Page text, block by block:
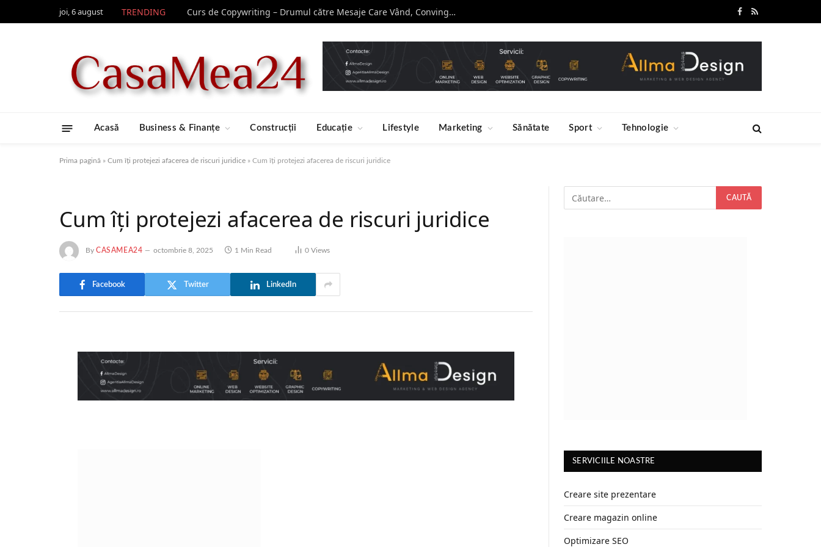
joi, 6 august TRENDING Curs de Copywriting – Drumul către Mesaje Care Vând, Conving și Construiesc Branduri Puternice Facebook
RSS
Acasă Business & Finanțe Construcții Educație Lifestyle Marketing Sănătate Sport Tehnologie
Prima pagină » Cum îți protejezi afacerea de riscuri juridice » Cum îți protejezi afacerea de riscuri juridice
Cum îți protejezi afacerea de riscuri juridice
By CASAMEA24 octombrie 8, 2025 1 Min Read 0Views
Facebook Twitter LinkedIn
SERVICIILE NOASTRE
Creare site prezentare
Creare magazin online
Optimizare SEO